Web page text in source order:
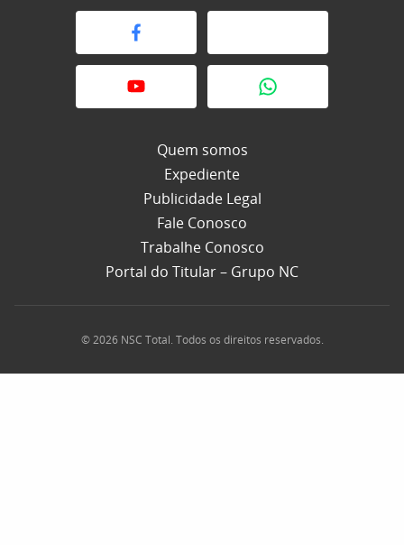
Quem somos
Expediente
Publicidade Legal
Fale Conosco
Trabalhe Conosco
Portal do Titular – Grupo NC
© 2026 NSC Total. Todos os direitos reservados.